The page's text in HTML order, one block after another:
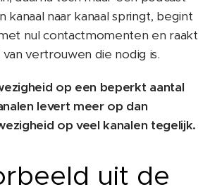
kanaal naar kanaal springt, begint
nul contactmomenten en raakt
vertrouwen die nodig is.
op een beperkt aantal
levert meer op dan
op veel kanalen tegelijk.
uit de